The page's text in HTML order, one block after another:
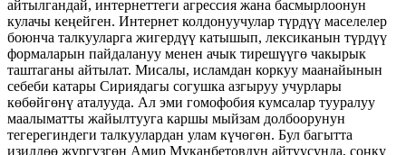
айтылгандай, интернеттеги агрессия жана басмырлоонун
кулачы кеңейген. Интернет колдонуучулар түрдүү маселелер
боюнча талкууларга жигердүү катышып, лексиканын түрдүү
формаларын пайдалануу менен ачык тирешүүгө чакырык
таштаганы айтылат. Мисалы, исламдан коркуу маанайынын
себеби катары Сириядагы согушка азгыруу учурлары
көбөйгөнү аталууда. Ал эми гомофобия кумсалар тууралуу
маалыматты жайылтууга каршы мыйзам долбоорунун
тегерегиндеги талкуулардан улам күчөгөн. Бул багытта
изилдөө жүргүзгөн Амир Муканбетовдун айтуусунда, соңку